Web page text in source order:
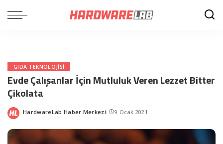
GIDA TEKNOLOJISI
Evde Çalışanlar İçin Mutluluk Veren Lezzet Bitter
Çikolata
Posted
HardwareLab Haber Merkezi 9 Ocak 2021